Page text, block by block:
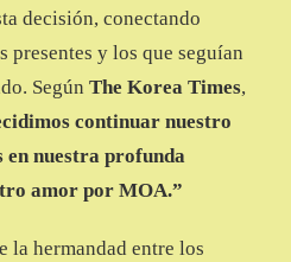
decisión, conectando
presentes y los que seguían
Según The Korea Times,
continuar nuestro
en nuestra profunda
amor por MOA.”
la hermandad entre los